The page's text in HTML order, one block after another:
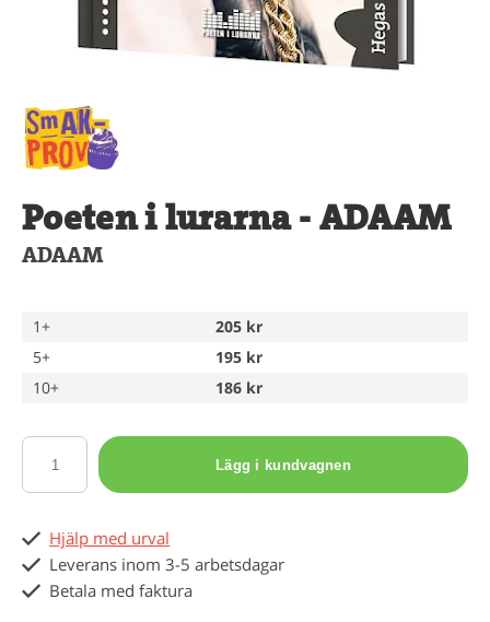
Poeten i lurarna - ADAAM
ADAAM
1+
205 kr
5+
195 kr
10+
186 kr
Lägg i kundvagnen
Hjälp med urval
Leverans inom 3-5 arbetsdagar
Betala med faktura